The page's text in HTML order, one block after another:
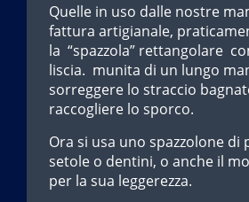
Quelle in uso dalle nostre
fattura artigianale,
la “spazzola” rettangolare
liscia. munita di un lungo
sorreggere lo straccio
raccogliere lo sporco.
Ora si usa uno spazzolone di
setole o dentini, o anche il
per la sua leggerezza.